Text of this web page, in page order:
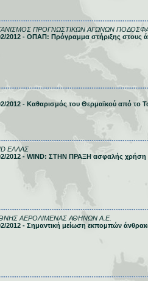
ΠΡΟΓΝΩΣΤΙΚΩΝ ΑΓΩΝΩΝ
2012 - ΟΠΑΠ: Πρόγραμμα στήριξης στους
2012 - Καθαρισμός του Θερμαϊκού από το
ΕΛΛΑΣ
2012 - WIND: ΣΤΗΝ ΠΡΑΞΗ ασφαλής χρήση
ΑΕΡΟΛΙΜΕΝΑΣ ΑΘΗΝΩΝ Α.Ε.
2012 - Σημαντική μείωση εκπομπών